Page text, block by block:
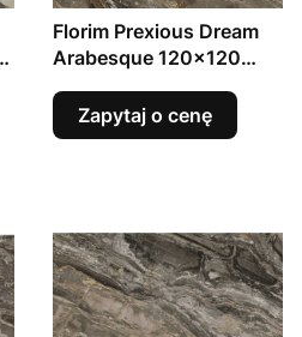
Florim Prexious Dream
Arabesque 120x120
marmur
Zapytaj o cenę